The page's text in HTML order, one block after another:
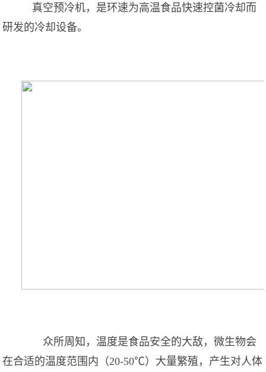
真空预冷机，是环速为高温食品快速控菌冷却而
研发的冷却设备。
众所周知，温度是食品安全的大敌，微生物会
在合适的温度范围内（20-50℃）大量繁殖，产生对人体